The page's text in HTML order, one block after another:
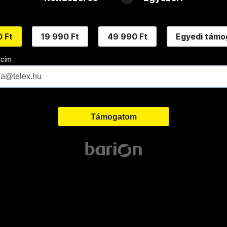
Ft 19 990 Ft 49 990 Ft Egyedi